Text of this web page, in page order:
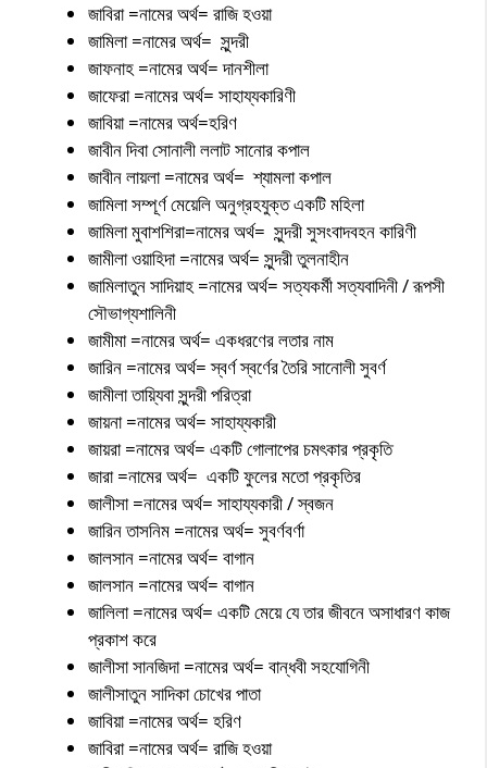
জাবিরা =নামের অর্থ= রাজি হওয়া
জামিলা =নামের অর্থ= সুন্দরী
জাফনাহ =নামের অর্থ= দানশীলা
জাফেরা =নামের অর্থ= সাহায্যকারিণী
জাবিয়া =নামের অর্থ=হরিণ
জাবীন দিবা সোনালী ললাট সানোর কপাল
জাবীন লায়লা =নামের অর্থ= শ্যামলা কপাল
জামিলা সম্পূর্ণ মেয়েলি অনুগ্রহযুক্ত একটি মহিলা
জামিলা মুবাশশিরা=নামের অর্থ= সুন্দরী সুসংবাদবহন কারিণী
জামীলা ওয়াহিদা =নামের অর্থ= সুন্দরী তুলনাহীন
জামিলাতুন সাদিয়াহ =নামের অর্থ= সত্যকর্মী সত্যবাদিনী / রূপসী
সৌভাগ্যশালিনী
জামীমা =নামের অর্থ= একধরণের লতার নাম
জারিন =নামের অর্থ= স্বর্ণ স্বর্ণের তৈরি সানোলী সুবর্ণ
জামীলা তায়্যিবা সুন্দরী পরিত্রা
জায়না =নামের অর্থ= সাহায্যকারী
জায়রা =নামের অর্থ= একটি গোলাপের চমৎকার প্রকৃতি
জারা =নামের অর্থ= একটি ফুলের মতো প্রকৃতির
জালীসা =নামের অর্থ= সাহায্যকারী / স্বজন
জারিন তাসনিম =নামের অর্থ= সুবর্ণবর্ণা
জালসান =নামের অর্থ= বাগান
জালসান =নামের অর্থ= বাগান
জালিলা =নামের অর্থ= একটি মেয়ে যে তার জীবনে অসাধারণ কাজ
প্রকাশ করে
জালীসা সানজিদা =নামের অর্থ= বান্ধবী সহযোগিনী
জালীসাতুন সাদিকা চোখের পাতা
জাবিয়া =নামের অর্থ= হরিণ
জাবিরা =নামের অর্থ= রাজি হওয়া